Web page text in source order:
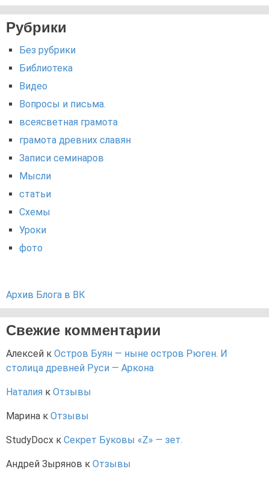
Рубрики
Без рубрики
Библиотека
Видео
Вопросы и письма.
всеясветная грамота
грамота древних славян
Записи семинаров
Мысли
статьи
Схемы
Уроки
фото
Архив Блога в ВК
Свежие комментарии
Алексей к Остров Буян — ныне остров Рюген. И
столица древней Руси — Аркона
Наталия к Отзывы
Марина к Отзывы
StudyDocx к Секрет Буковы «Z» — зет.
Андрей Зырянов к Отзывы